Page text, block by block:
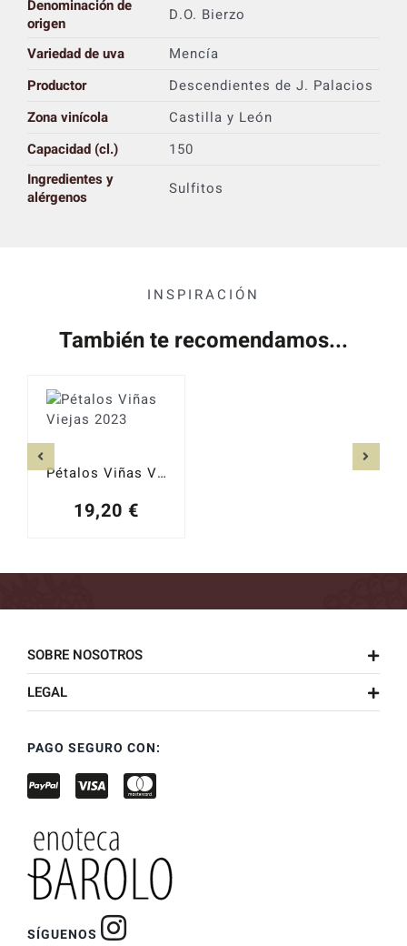
Denominación de
origen
D.O. Bierzo
Variedad de uva
Mencía
Productor
Descendientes de J. Palacios
Zona vinícola
Castilla y León
Capacidad (cl.)
150
Ingredientes y
alérgenos
Sulfitos
INSPIRACIÓN
También te recomendamos...
Pétalos Viñas Viejas 2023
19,20 €
SOBRE NOSOTROS
LEGAL
PAGO SEGURO CON:
SÍGUENOS